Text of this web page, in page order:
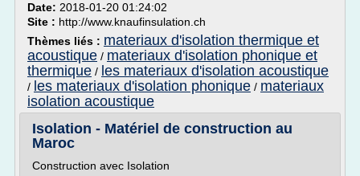
Date: 2018-01-20 01:24:02
Site : http://www.knaufinsulation.ch
Thèmes liés : materiaux d'isolation thermique et
acoustique / materiaux d'isolation phonique et
thermique / les materiaux d'isolation acoustique
/ les materiaux d'isolation phonique / materiaux
isolation acoustique
Isolation - Matériel de construction au
Maroc
Construction avec Isolation